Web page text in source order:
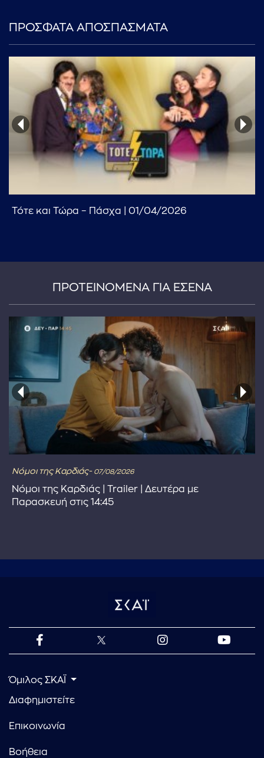
...πληκτρολογήστε κείμενο προς αναζήτηση
ΠΡΟΣΦΑΤΑ ΑΠΟΣΠΑΣΜΑΤΑ
Τότε και Τώρα – Πάσχα | 01/04/2026
ΠΡΟΤΕΙΝΟΜΕΝΑ ΓΙΑ ΕΣΕΝΑ
Νόμοι της Καρδιάς- 07/08/2026
Νόμοι της Καρδιάς | Trailer | Δευτέρα με
Παρασκευή στις 14:45
Όμιλος ΣΚΑΪ
Διαφημιστείτε
Επικοινωνία
Βοήθεια